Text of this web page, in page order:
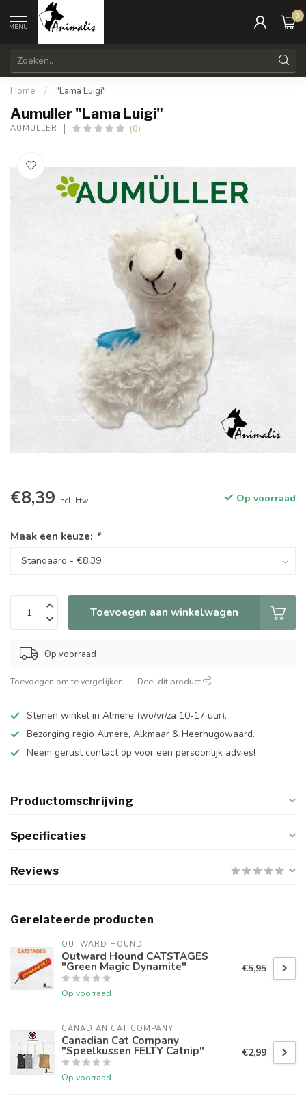
MENU
0
Home / "Lama Luigi"
Aumuller "Lama Luigi"
AUMULLER (0)
€8,39 Incl. btw Op voorraad
Maak een keuze: *
Toevoegen aan winkelwagen
Op voorraad
Toevoegen om te vergelijken Deel dit product
Stenen winkel in Almere (wo/vr/za 10-17 uur).
Bezorging regio Almere, Alkmaar & Heerhugowaard.
Neem gerust contact op voor een persoonlijk advies!
Productomschrijving
Specificaties
Reviews
Gerelateerde producten
OUTWARD HOUND
Outward Hound CATSTAGES
"Green Magic Dynamite"
Op voorraad
€5,95
CANADIAN CAT COMPANY
Canadian Cat Company
"Speelkussen FELTY Catnip"
Op voorraad
€2,99